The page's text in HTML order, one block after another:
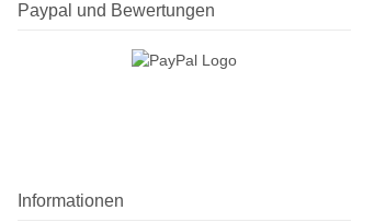
Paypal und Bewertungen
Informationen